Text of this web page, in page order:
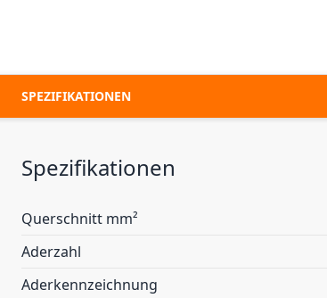
SPEZIFIKATIONEN
Spezifikationen
Querschnitt mm²
Aderzahl
Aderkennzeichnung